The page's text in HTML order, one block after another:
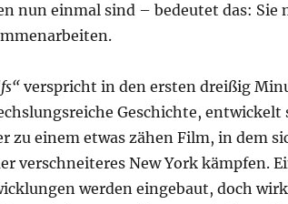
nun einmal sind – bedeutet das: Sie
verspricht in den ersten dreißig
Geschichte,
zu einem etwas zähen Film, in dem
verschneiteres New York kämpfen.
werden eingebaut, doch